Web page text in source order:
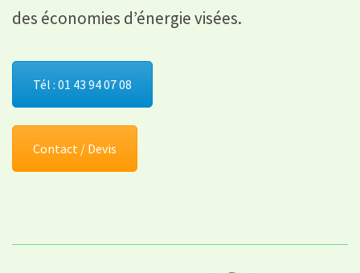
des économies d’énergie visées.
Tél : 01 43 94 07 08
Contact / Devis